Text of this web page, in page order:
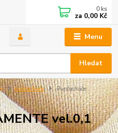
Menu
Hledat
0 ks
za 0,00 Kč
punčochače
Punčocháče
vel.0,1